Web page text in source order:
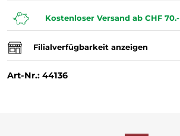
Kostenloser Versand ab CHF 70.-
Filialverfügbarkeit anzeigen
Art-Nr.: 44136